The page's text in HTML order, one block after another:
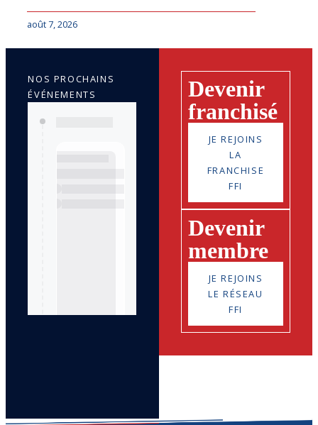
août 7, 2026
Devenir
franchisé
JE REJOINS
LA
FRANCHISE
FFI
Devenir
membre
JE REJOINS
LE RÉSEAU
FFI
NOS PROCHAINS
ÉVÉNEMENTS